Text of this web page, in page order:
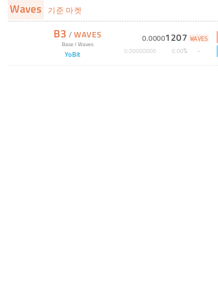
Waves 기준 마켓
B3 / WAVES
Base/Waves
YoBit
0.00001207 WAVES
0.00000000 0.00%